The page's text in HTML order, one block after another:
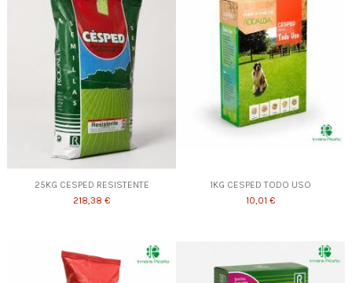
25KG CESPED RESISTENTE
218,38 €
1KG CESPED TODO USO
10,01 €